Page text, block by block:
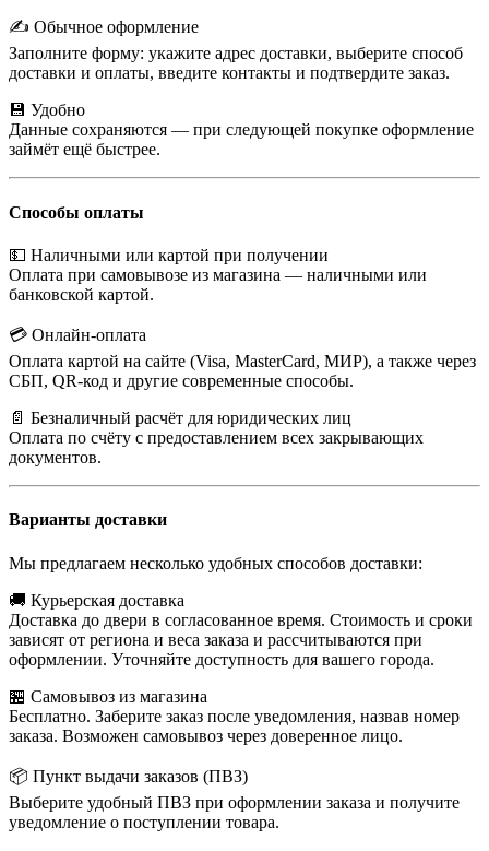
✍️ Обычное оформление
Заполните форму: укажите адрес доставки, выберите способ
доставки и оплаты, введите контакты и подтвердите заказ.
💾 Удобно
Данные сохраняются — при следующей покупке оформление
займёт ещё быстрее.
Способы оплаты
💵 Наличными или картой при получении
Оплата при самовывозе из магазина — наличными или
банковской картой.
💳 Онлайн-оплата
Оплата картой на сайте (Visa, MasterCard, МИР), а также через
СБП, QR-код и другие современные способы.
📄 Безналичный расчёт для юридических лиц
Оплата по счёту с предоставлением всех закрывающих
документов.
Варианты доставки
Мы предлагаем несколько удобных способов доставки:
🚚 Курьерская доставка
Доставка до двери в согласованное время. Стоимость и сроки
зависят от региона и веса заказа и рассчитываются при
оформлении. Уточняйте доступность для вашего города.
🏪 Самовывоз из магазина
Бесплатно. Заберите заказ после уведомления, назвав номер
заказа. Возможен самовывоз через доверенное лицо.
📦 Пункт выдачи заказов (ПВЗ)
Выберите удобный ПВЗ при оформлении заказа и получите
уведомление о поступлении товара.